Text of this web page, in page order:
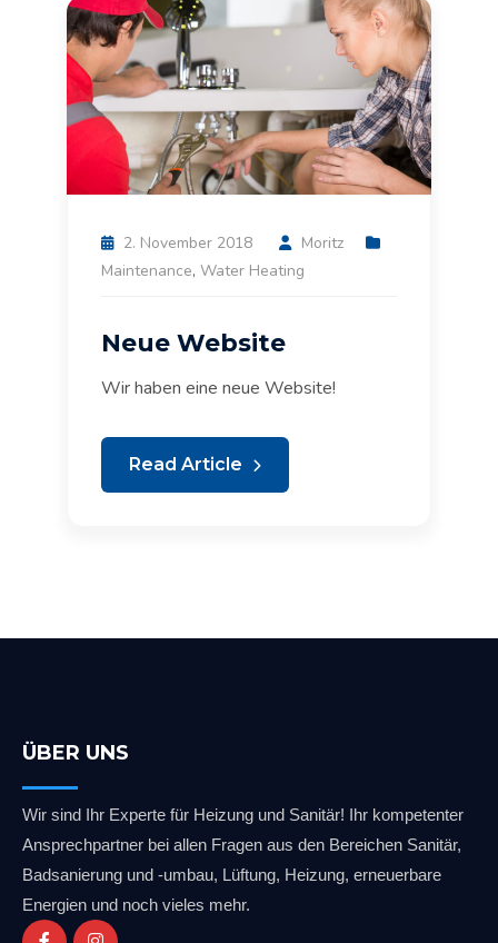
2. November 2018
Moritz
Maintenance, Water Heating
Neue Website
Wir haben eine neue Website!
Read Article
ÜBER UNS
Wir sind Ihr Experte für Heizung und Sanitär! Ihr kompetenter
Ansprechpartner bei allen Fragen aus den Bereichen Sanitär,
Badsanierung und -umbau, Lüftung, Heizung, erneuerbare
Energien und noch vieles mehr.